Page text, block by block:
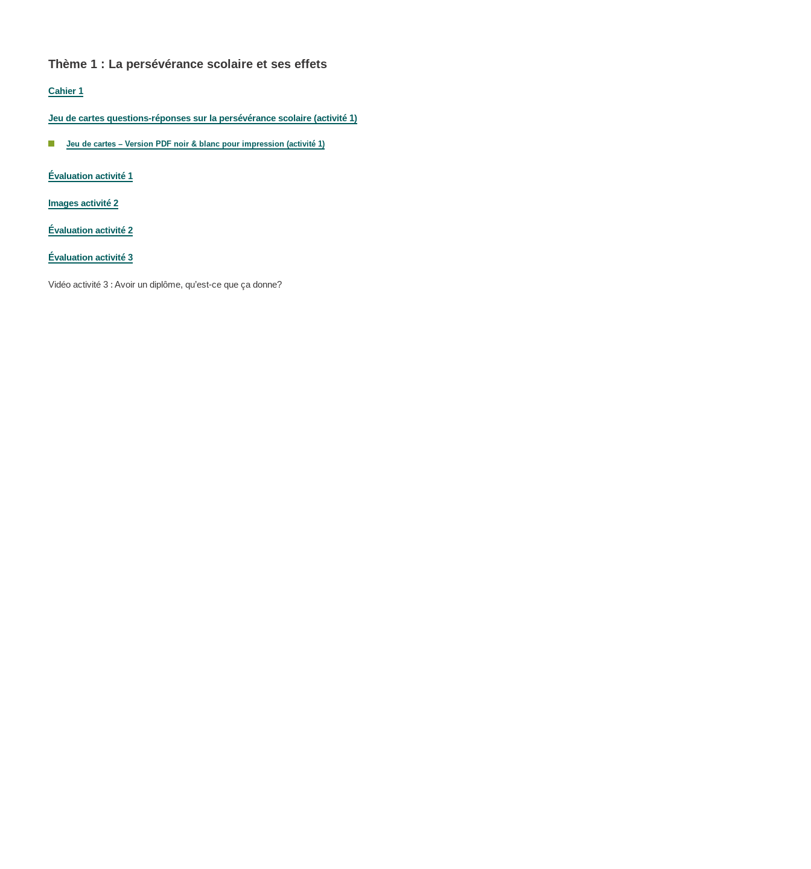
Thème 1 : La persévérance scolaire et ses effets
Cahier 1
Jeu de cartes questions-réponses sur la persévérance scolaire (activité 1)
Jeu de cartes – Version PDF noir & blanc pour impression (activité 1)
Évaluation activité 1
Images activité 2
Évaluation activité 2
Évaluation activité 3
Vidéo activité 3 : Avoir un diplôme, qu’est-ce que ça donne?